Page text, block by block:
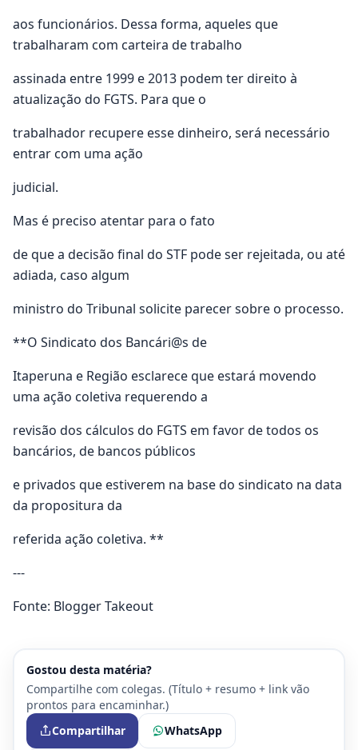
aos funcionários. Dessa forma, aqueles que
trabalharam com carteira de trabalho
assinada entre 1999 e 2013 podem ter direito à
atualização do FGTS. Para que o
trabalhador recupere esse dinheiro, será necessário
entrar com uma ação
judicial.
Mas é preciso atentar para o fato
de que a decisão final do STF pode ser rejeitada, ou até
adiada, caso algum
ministro do Tribunal solicite parecer sobre o processo.
**O Sindicato dos Bancári@s de
Itaperuna e Região esclarece que estará movendo
uma ação coletiva requerendo a
revisão dos cálculos do FGTS em favor de todos os
bancários, de bancos públicos
e privados que estiverem na base do sindicato na data
da propositura da
referida ação coletiva. **
---
Fonte: Blogger Takeout
Gostou desta matéria?
Compartilhe com colegas. (Título + resumo + link vão
prontos para encaminhar.)
Compartilhar
WhatsApp